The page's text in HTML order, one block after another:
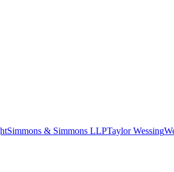
Simmons & Simmons LLPTaylor Wessing